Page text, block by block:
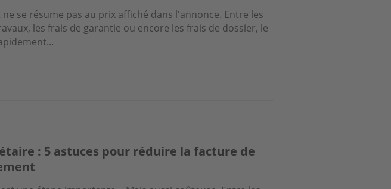
se résume pas au prix affiché dans l'annonce. Entre les
les frais de garantie ou encore les frais de dossier, le
: 5 astuces pour réduire la facture de